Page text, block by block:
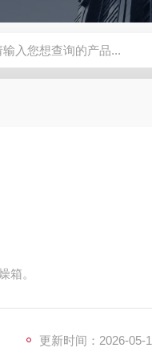
SBD-100B SBD-100D成都
箱。
更新时间：2026-05-